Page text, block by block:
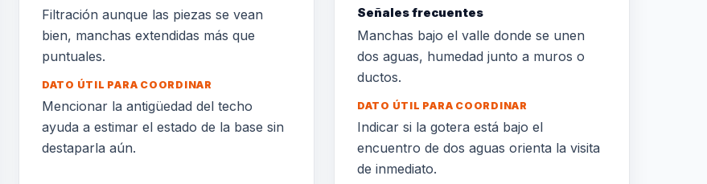
Filtración aunque las piezas se vean
bien, manchas extendidas más que
puntuales.
DATO ÚTIL PARA COORDINAR
Mencionar la antigüedad del techo
ayuda a estimar el estado de la base sin
destaparla aún.
Señales frecuentes
Manchas bajo el valle donde se unen
dos aguas, humedad junto a muros o
ductos.
DATO ÚTIL PARA COORDINAR
Indicar si la gotera está bajo el
encuentro de dos aguas orienta la visita
de inmediato.